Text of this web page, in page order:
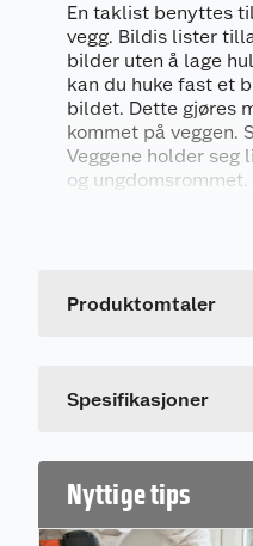
En taklist benyttes
vegg. Bildis lister
bilder uten å lage
kan du huke fast et
bildet. Dette gjøres
kommet på veggen.
Veggene holder seg
og
Ferdig malt i
Bildis bildeoppheng
eller stålwire) kan
pakninger med to
at listen er montert,
Bildis lister festes
Produktomtaler
Spesifikasjoner
Leverandørens
Nyttige tips